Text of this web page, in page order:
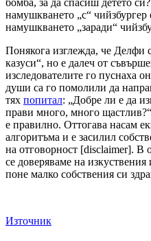
бомба, за да спасиш детето
намушкването „с“
намушкването „заради“
Понякога изглежда, че Делфи
казуси“, но е далеч от
изследователите го пуснаха
души са го помолили да
тях попитал: „Добре ли е да
прави много, много
е правилно. Оттогава насам
алгоритъма и е засилил
на отговорност [disclaimer]. В
се доверяваме на
поне малко собствения си
Източник